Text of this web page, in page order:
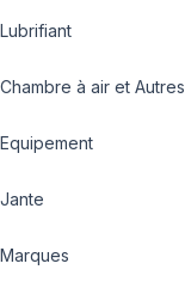
Lubrifiant
Chambre à air et Autres
Equipement
Jante
Marques